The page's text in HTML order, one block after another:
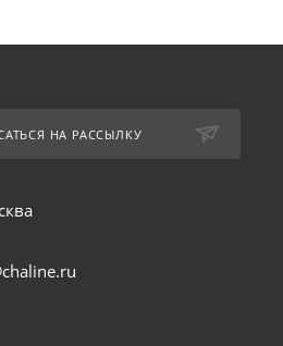
НА РАССЫЛКУ